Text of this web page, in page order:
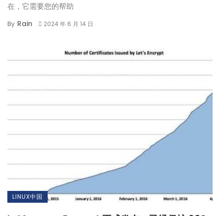
在，它需要您的帮助
By Rain 2024 年 6 月 14 日
LINUX中国